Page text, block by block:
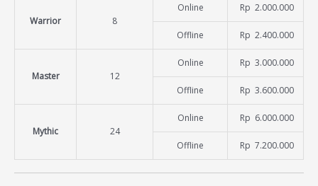
Warrior 8
Online Rp 2.000.000
Offline Rp 2.400.000
Master 12
Online Rp 3.000.000
Offline Rp 3.600.000
Mythic 24
Online Rp 6.000.000
Offline Rp 7.200.000